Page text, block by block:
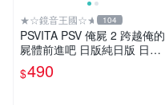
★☆鏡音王國☆★ 104
PSVITA PSV 俺屍 2 跨越俺的
屍體前進吧 日版純日版 日文
版 二手良品 PS VITA
$490